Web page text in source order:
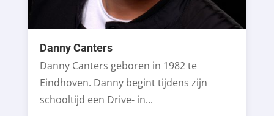
Danny Canters
Danny Canters geboren in 1982 te
Eindhoven. Danny begint tijdens zijn
schooltijd een Drive- in...